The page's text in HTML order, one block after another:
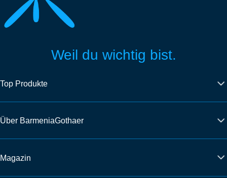
Weil du wichtig bist.
Top Produkte
Über BarmeniaGothaer
Magazin